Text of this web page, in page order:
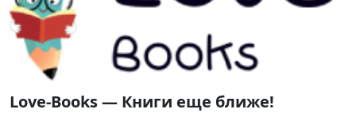
Love-Books — Книги еще ближе!